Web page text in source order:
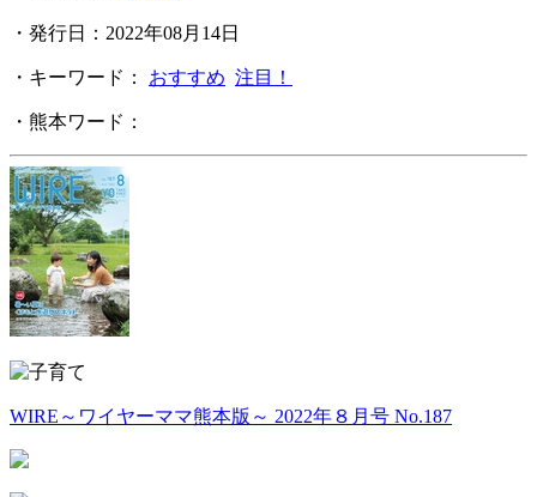
・発行日：2022年08月14日
・キーワード： おすすめ 注目！
・熊本ワード：
WIRE～ワイヤーママ熊本版～ 2022年８月号 No.187